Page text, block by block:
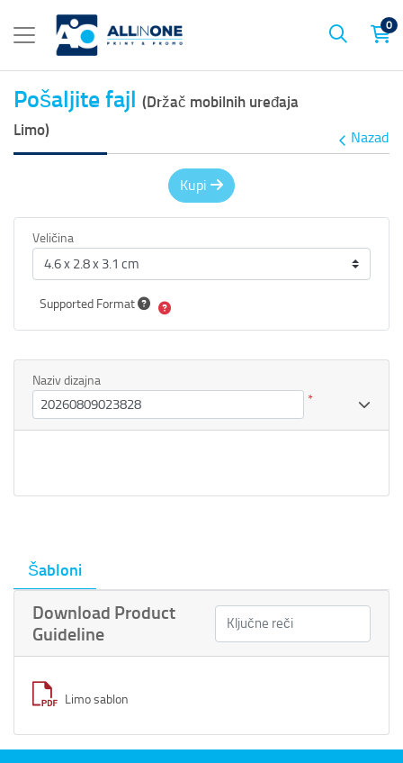
0
Pošaljite fajl (Držač mobilnih uređaja
Limo)
Nazad
Šabloni
Download Product
Guideline
Limo sablon
Kupi
Veličina
Supported Format
Naziv dizajna
*